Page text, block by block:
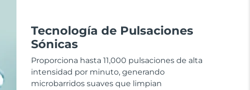
Tecnología de Pulsaciones
Sónicas
Proporciona hasta 11,000 pulsaciones de alta
intensidad por minuto, generando
microbarridos suaves que limpian